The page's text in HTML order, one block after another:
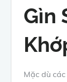
Gìn
Mặc dù